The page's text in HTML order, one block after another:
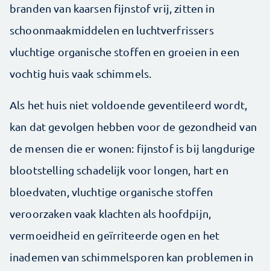
branden van kaarsen fijnstof vrij, zitten in
schoonmaakmiddelen en luchtverfrissers
vluchtige organische stoffen en groeien in een
vochtig huis vaak schimmels.
Als het huis niet voldoende geventileerd wordt,
kan dat gevolgen hebben voor de gezondheid van
de mensen die er wonen: fijnstof is bij langdurige
blootstelling schadelijk voor longen, hart en
bloedvaten, vluchtige organische stoffen
veroorzaken vaak klachten als hoofdpijn,
vermoeidheid en geïrriteerde ogen en het
inademen van schimmelsporen kan problemen in